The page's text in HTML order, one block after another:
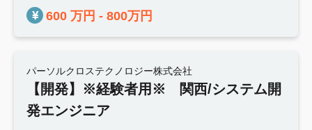
600 万円 - 800万円
パーソルクロステクノロジー株式会社
【開発】※経験者用※ 関西/システム開
発エンジニア